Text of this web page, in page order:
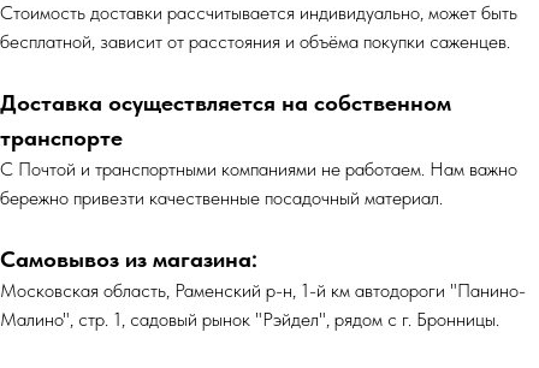
Cтоимость доставки рассчитывается индивидуально, может быть
бесплатной, зависит от расстояния и объёма покупки саженцев.
Доставка осуществляется на собственном
транспорте
С Почтой и транспортными компаниями не работаем. Нам важно
бережно привезти качественные посадочный материал.
Самовывоз из магазина:
Московская область, Раменский р-н, 1-й км автодороги "Панино-
Малино", стр. 1, садовый рынок "Рэйдел", рядом с г. Бронницы.